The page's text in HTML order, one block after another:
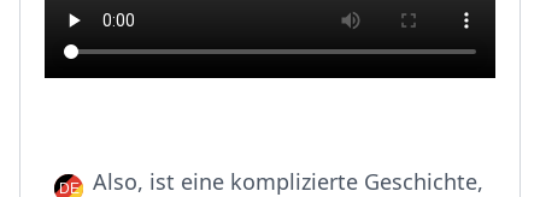
Also, ist eine komplizierte Geschichte,